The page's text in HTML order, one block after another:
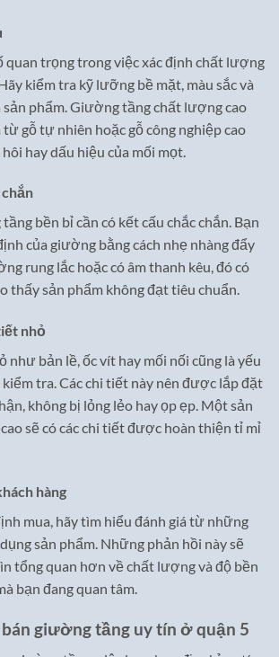
quan trọng trong việc xác định chất lượng
kiểm tra kỹ lưỡng bề mặt, màu sắc và
sản phẩm. Giường tầng chất lượng cao
gỗ tự nhiên hoặc gỗ công nghiệp cao
hay dấu hiệu của mối mọt.
bền bỉ cần có kết cấu chắc chắn. Bạn
của giường bằng cách nhẹ nhàng đẩy
rung lắc hoặc có âm thanh kêu, đó có
thấy sản phẩm không đạt tiêu chuẩn.
nhỏ
như bản lề, ốc vít hay mối nối cũng là yếu
tra. Các chi tiết này nên được lắp đặt
không bị lỏng lẻo hay ọp ẹp. Một sản
sẽ có các chi tiết được hoàn thiện tỉ mỉ
hàng
mua, hãy tìm hiểu đánh giá từ những
sản phẩm. Những phản hồi này sẽ
tổng quan hơn về chất lượng và độ bền
bạn đang quan tâm.
giường tầng uy tín ở quận 5